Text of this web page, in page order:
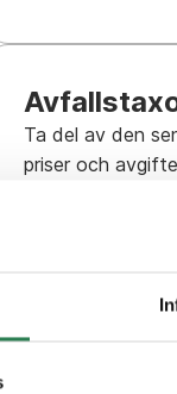
Ta del av den
priser och